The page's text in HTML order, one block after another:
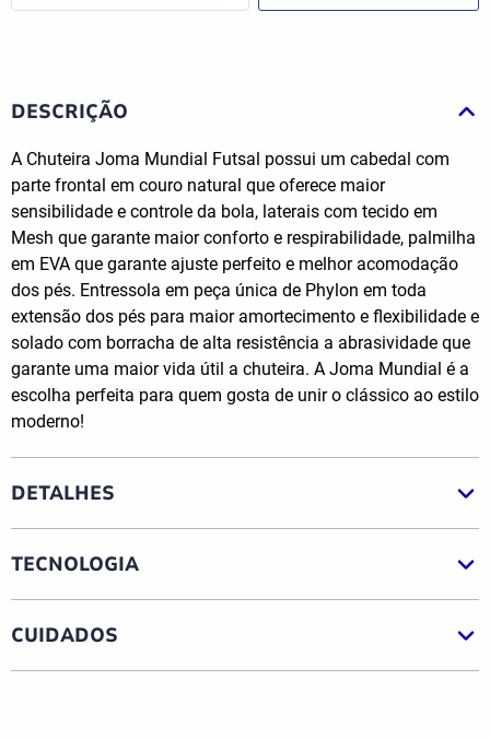
DESCRIÇÃO
A Chuteira Joma Mundial Futsal possui um cabedal com
parte frontal em couro natural que oferece maior
sensibilidade e controle da bola, laterais com tecido em
Mesh que garante maior conforto e respirabilidade, palmilha
em EVA que garante ajuste perfeito e melhor acomodação
dos pés. Entressola em peça única de Phylon em toda
extensão dos pés para maior amortecimento e flexibilidade e
solado com borracha de alta resistência a abrasividade que
garante uma maior vida útil a chuteira. A Joma Mundial é a
escolha perfeita para quem gosta de unir o clássico ao estilo
moderno!
DETALHES
TECNOLOGIA
CUIDADOS